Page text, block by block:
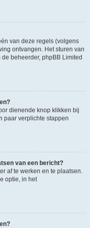
van deze regels (volgens
ontvangen. Het sturen van
beheerder, phpBB Limited
dienende knop klikken bij
paar verplichte stappen
van een bericht?
af te werken en te plaatsen.
optie, in het